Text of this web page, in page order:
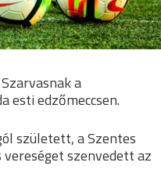
a
esti edzőmeccsen.
született, a Szentes
szenvedett az